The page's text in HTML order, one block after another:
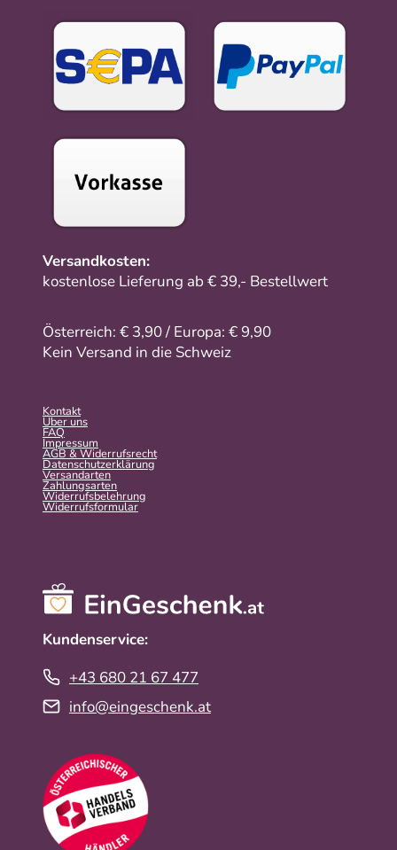
Versandkosten:
kostenlose Lieferung ab € 39,- Bestellwert
Österreich: € 3,90 / Europa: € 9,90
Kein Versand in die Schweiz
Kontakt
Über uns
FAQ
Impressum
AGB & Widerrufsrecht
Datenschutzerklärung
Versandarten
Zahlungsarten
Widerrufsbelehrung
Widerrufs­formular
Kundenservice:
+43 680 21 67 477
info@eingeschenk.at